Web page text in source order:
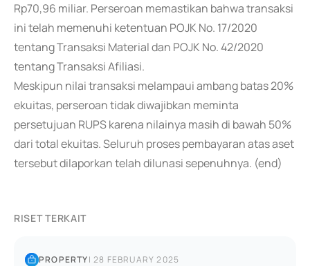
Rp70,96 miliar. Perseroan memastikan bahwa transaksi
ini telah memenuhi ketentuan POJK No. 17/2020
tentang Transaksi Material dan POJK No. 42/2020
tentang Transaksi Afiliasi.
Meskipun nilai transaksi melampaui ambang batas 20%
ekuitas, perseroan tidak diwajibkan meminta
persetujuan RUPS karena nilainya masih di bawah 50%
dari total ekuitas. Seluruh proses pembayaran atas aset
tersebut dilaporkan telah dilunasi sepenuhnya. (end)
RISET TERKAIT
PROPERTY|28 FEBRUARY 2025